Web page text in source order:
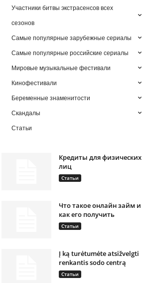
Участники битвы экстрасенсов всех
сезонов
Самые популярные зарубежные сериалы
Самые популярные российские сериалы
Мировые музыкальные фестивали
Кинофестивали
Беременные знаменитости
Скандалы
Статьи
Кредиты для физических
лиц
Статьи
Что такое онлайн займ и
как его получить
Статьи
Į ką turėtumėte atsižvelgti
renkantis sodo centrą
Статьи